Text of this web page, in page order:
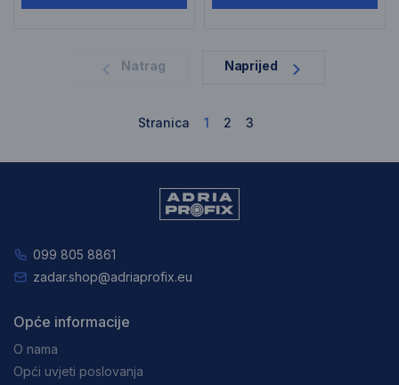
Natrag Naprijed
Stranica 1 2 3
099 805 8861
zadar.shop@adriaprofix.eu
Opće informacije
O nama
Opći uvjeti poslovanja